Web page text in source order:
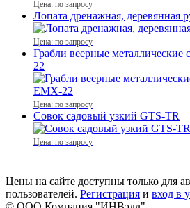
Цена: по запросу
Лопата дренажная, деревянная
Цена: по запросу
Грабли веерные
22
Цена: по запросу
Совок садовый узкий GTS-TR
Цена: по запросу
Цены на сайте доступны только для
пользователей. Регистрация и вход в